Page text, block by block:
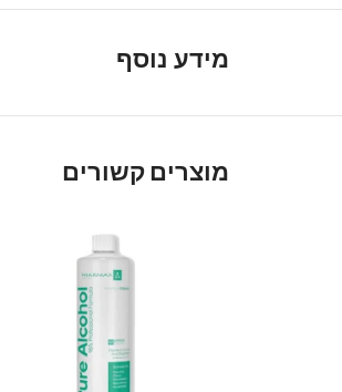
מידע נוסף
מוצרים קשורים